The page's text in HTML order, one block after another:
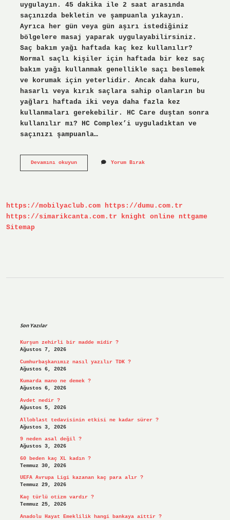
uygulayın. 45 dakika ile 2 saat arasında
saçınızda bekletin ve şampuanla yıkayın.
Ayrıca her gün veya gün aşırı istediğiniz
bölgelere masaj yaparak uygulayabilirsiniz.
Saç bakım yağı haftada kaç kez kullanılır?
Normal saçlı kişiler için haftada bir kez saç
bakım yağı kullanmak genellikle saçı beslemek
ve korumak için yeterlidir. Ancak daha kuru,
hasarlı veya kırık saçlara sahip olanların bu
yağları haftada iki veya daha fazla kez
kullanmaları gerekebilir. HC Care duştan sonra
kullanılır mı? HC Complex’i uyguladıktan ve
saçınızı şampuanla…
Devamını okuyunHc
Kullanılır
Yorum Bırak
https://mobilyaclub.com https://dumu.com.tr
https://simarikcanta.com.tr
knight online
nttgame
Sitemap
Son Yazılar
Kurşun zehirli bir madde midir ?
Ağustos 7, 2026
Cumhurbaşkanımız nasıl yazılır TDK ?
Ağustos 6, 2026
Kumarda mano ne demek ?
Ağustos 6, 2026
Avdet nedir ?
Ağustos 5, 2026
Alloblast tedavisinin etkisi ne kadar sürer ?
Ağustos 3, 2026
9 neden asal değil ?
Ağustos 3, 2026
60 beden kaç XL kadın ?
Temmuz 30, 2026
UEFA Avrupa Ligi kazanan kaç para alır ?
Temmuz 29, 2026
Kaç türlü otizm vardır ?
Temmuz 25, 2026
Anadolu Hayat Emeklilik hangi bankaya aittir ?